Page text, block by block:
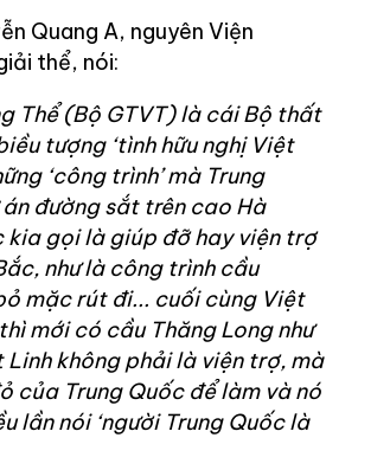
Quang A, nguyên Viện
thể, nói:
Thể (Bộ GTVT) là cái Bộ thất
tượng ‘tình hữu nghị Việt
‘công trình’ mà Trung
đường sắt trên cao Hà
kia gọi là giúp đỡ hay viện trợ
như là công trình cầu
mặc rút đi... cuối cùng Việt
mới có cầu Thăng Long như
không phải là viện trợ, mà
của Trung Quốc để làm và nó
lần nói ‘người Trung Quốc là